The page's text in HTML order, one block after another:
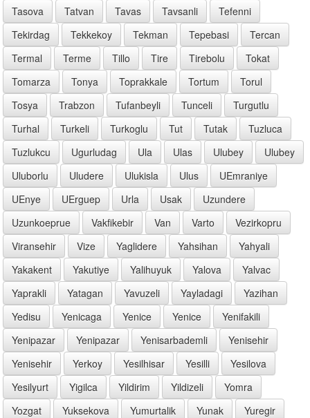
Tasova
Tatvan Tavas Tavsanli
Tefenni
Tekirdag
Tekkekoy Tekman Tepebasi
Tercan
Termal
Terme Tillo Tire Tirebolu
Tokat
Tomarza
Tonya Toprakkale Tortum
Torul
Tosya
Trabzon Tufanbeyli Tunceli
Turgutlu
Turhal
Turkeli Turkoglu Tut Tutak
Tuzluca
Tuzlukcu
Ugurludag Ula Ulas Ulubey
Ulubey
Uluborlu
Uludere Ulukisla Ulus
UEmraniye
UEnye
UErguep Urla Usak
Uzundere
Uzunkoeprue
Vakfikebir Van Varto
Vezirkopru
Viransehir
Vize Yaglidere Yahsihan
Yahyali
Yakakent
Yakutiye Yalihuyuk Yalova
Yalvac
Yaprakli
Yatagan Yavuzeli Yayladagi
Yazihan
Yedisu
Yenicaga Yenice Yenice
Yenifakili
Yenipazar
Yenipazar Yenisarbademli
Yenisehir
Yenisehir
Yerkoy Yesilhisar Yesilli
Yesilova
Yesilyurt
Yigilca Yildirim Yildizeli
Yomra
Yozgat
Yuksekova Yumurtalik Yunak
Yuregir